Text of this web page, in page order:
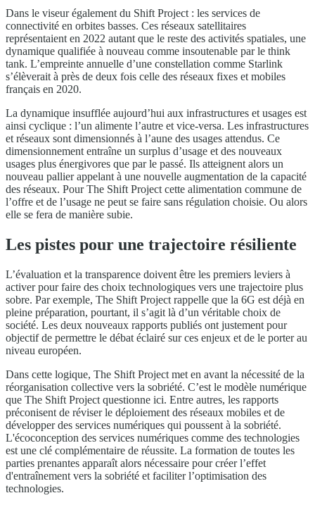
Dans le viseur également du Shift Project : les services de
connectivité en orbites basses. Ces réseaux satellitaires
représentaient en 2022 autant que le reste des activités spatiales, une
dynamique qualifiée à nouveau comme insoutenable par le think
tank. L’empreinte annuelle d’une constellation comme Starlink
s’élèverait à près de deux fois celle des réseaux fixes et mobiles
français en 2020.
La dynamique insufflée aujourd’hui aux infrastructures et usages est
ainsi cyclique : l’un alimente l’autre et vice-versa. Les infrastructures
et réseaux sont dimensionnés à l’aune des usages attendus. Ce
dimensionnement entraîne un surplus d’usage et des nouveaux
usages plus énergivores que par le passé. Ils atteignent alors un
nouveau pallier appelant à une nouvelle augmentation de la capacité
des réseaux. Pour The Shift Project cette alimentation commune de
l’offre et de l’usage ne peut se faire sans régulation choisie. Ou alors
elle se fera de manière subie.
Les pistes pour une trajectoire résiliente
L’évaluation et la transparence doivent être les premiers leviers à
activer pour faire des choix technologiques vers une trajectoire plus
sobre. Par exemple, The Shift Project rappelle que la 6G est déjà en
pleine préparation, pourtant, il s’agit là d’un véritable choix de
société. Les deux nouveaux rapports publiés ont justement pour
objectif de permettre le débat éclairé sur ces enjeux et de le porter au
niveau européen.
Dans cette logique, The Shift Project met en avant la nécessité de la
réorganisation collective vers la sobriété. C’est le modèle numérique
que The Shift Project questionne ici. Entre autres, les rapports
préconisent de réviser le déploiement des réseaux mobiles et de
développer des services numériques qui poussent à la sobriété.
L'écoconception des services numériques comme des technologies
est une clé complémentaire de réussite. La formation de toutes les
parties prenantes apparaît alors nécessaire pour créer l’effet
d'entraînement vers la sobriété et faciliter l’optimisation des
technologies.